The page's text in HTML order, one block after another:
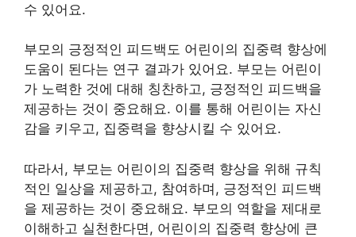
수 있어요.
부모의 긍정적인 피드백도 어린이의 집중력 향상에
도움이 된다는 연구 결과가 있어요. 부모는 어린이
가 노력한 것에 대해 칭찬하고, 긍정적인 피드백을
제공하는 것이 중요해요. 이를 통해 어린이는 자신
감을 키우고, 집중력을 향상시킬 수 있어요.
따라서, 부모는 어린이의 집중력 향상을 위해 규칙
적인 일상을 제공하고, 참여하며, 긍정적인 피드백
을 제공하는 것이 중요해요. 부모의 역할을 제대로
이해하고 실천한다면, 어린이의 집중력 향상에 큰